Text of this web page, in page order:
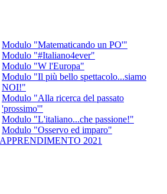
Modulo "Matematicando un PO'"
Modulo "#Italiano4ever"
Modulo "W l'Europa"
Modulo "Il più bello spettacolo...siamo
NOI!"
Modulo "Alla ricerca del passato
'prossimo'"
Modulo "L'italiano...che passione!"
Modulo "Osservo ed imparo"
2021